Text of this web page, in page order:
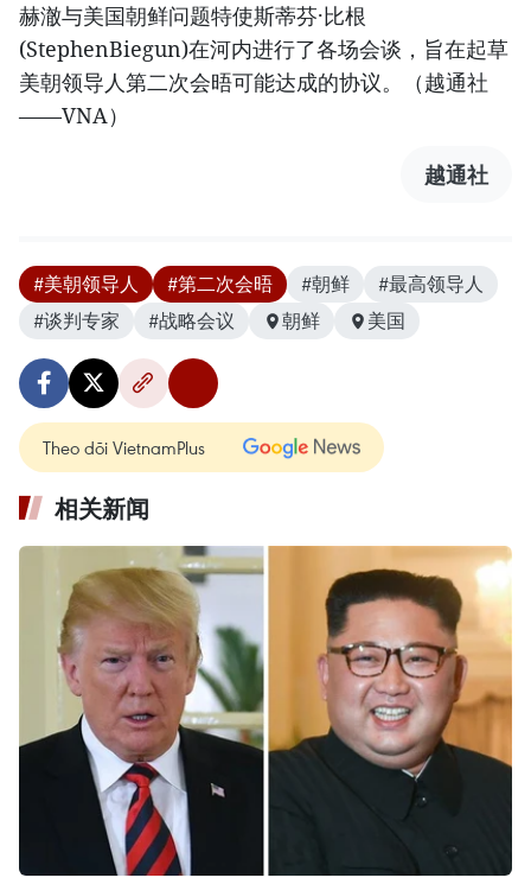
赫澈与美国朝鲜问题特使斯蒂芬·比根
(StephenBiegun)在河内进行了各场会谈，旨在起草
美朝领导人第二次会晤可能达成的协议。（越通社
——VNA）
越通社
#美朝领导人 #第二次会晤 #朝鲜
#最高领导人
#谈判专家
#战略会议 朝鲜 美国
Theo dõi VietnamPlus
相关新闻